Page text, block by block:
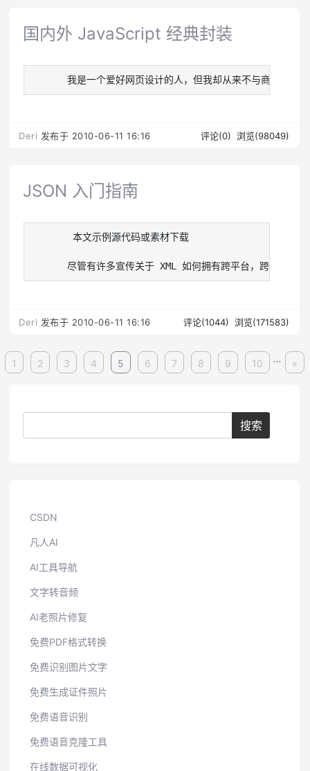
国内外 JavaScript 经典封装
　　我是一个爱好网页设计的人，但我却从来不与商业打
Deri 发布于 2010-06-11 16:16 评论(0) 浏览(98049)
JSON 入门指南
    　　本文示例源代码或素材下载
　　尽管有许多宣传关于 XML 如何拥有跨平台，跨语言
Deri 发布于 2010-06-11 16:16 评论(1044) 浏览(171583)
1 2 3 4 5 6 7 8 9 10 ... »
CSDN
凡人AI
AI工具导航
文字转音频
AI老照片修复
免费PDF格式转换
免费识别图片文字
免费生成证件照片
免费语音识别
免费语音克隆工具
在线数据可视化